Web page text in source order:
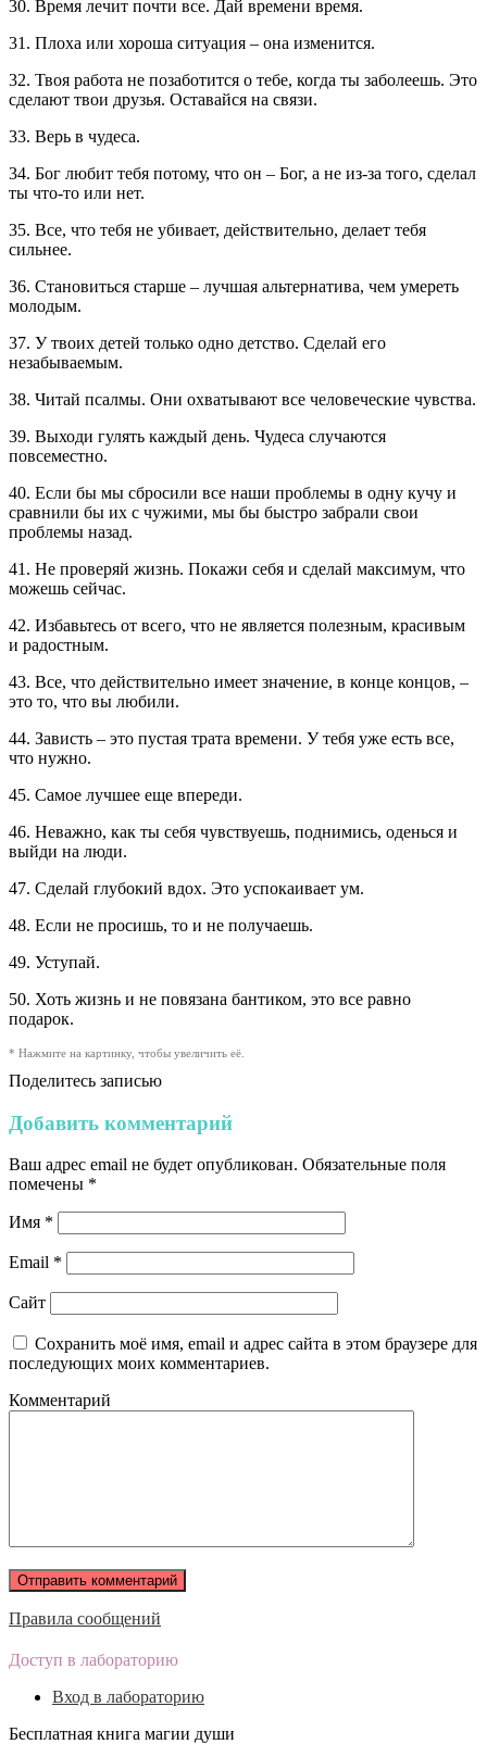
30. Время лечит почти все. Дай времени время.
31. Плоха или хороша ситуация – она изменится.
32. Твоя работа не позаботится о тебе, когда ты заболеешь. Это
сделают твои друзья. Оставайся на связи.
33. Верь в чудеса.
34. Бог любит тебя потому, что он – Бог, а не из-за того, сделал
ты что-то или нет.
35. Все, что тебя не убивает, действительно, делает тебя
сильнее.
36. Становиться старше – лучшая альтернатива, чем умереть
молодым.
37. У твоих детей только одно детство. Сделай его
незабываемым.
38. Читай псалмы. Они охватывают все человеческие чувства.
39. Выходи гулять каждый день. Чудеса случаются
повсеместно.
40. Если бы мы сбросили все наши проблемы в одну кучу и
сравнили бы их с чужими, мы бы быстро забрали свои
проблемы назад.
41. Не проверяй жизнь. Покажи себя и сделай максимум, что
можешь сейчас.
42. Избавьтесь от всего, что не является полезным, красивым
и радостным.
43. Все, что действительно имеет значение, в конце концов, –
это то, что вы любили.
44. Зависть – это пустая трата времени. У тебя уже есть все,
что нужно.
45. Самое лучшее еще впереди.
46. Неважно, как ты себя чувствуешь, поднимись, оденься и
выйди на люди.
47. Сделай глубокий вдох. Это успокаивает ум.
48. Если не просишь, то и не получаешь.
49. Уступай.
50. Хоть жизнь и не повязана бантиком, это все равно
подарок.
* Нажмите на картинку, чтобы увеличить её.
Поделитесь записью
Добавить комментарий
Ваш адрес email не будет опубликован. Обязательные поля
помечены *
Имя *
Email *
Сайт
Сохранить моё имя, email и адрес сайта в этом браузере для
последующих моих комментариев.
Комментарий
Правила сообщений
Доступ в лабораторию
Вход в лабораторию
Бесплатная книга магии души